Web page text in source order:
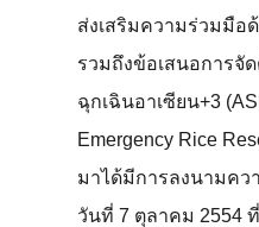
ส่งเสริมความร่วมมือ
รวมถึงข้อเสนอการจั
ฉุกเฉินอาเซียน+3
Emergency Rice
มาได้มีการลงนามคว
วันที่ 7 ตุลาคม 2554